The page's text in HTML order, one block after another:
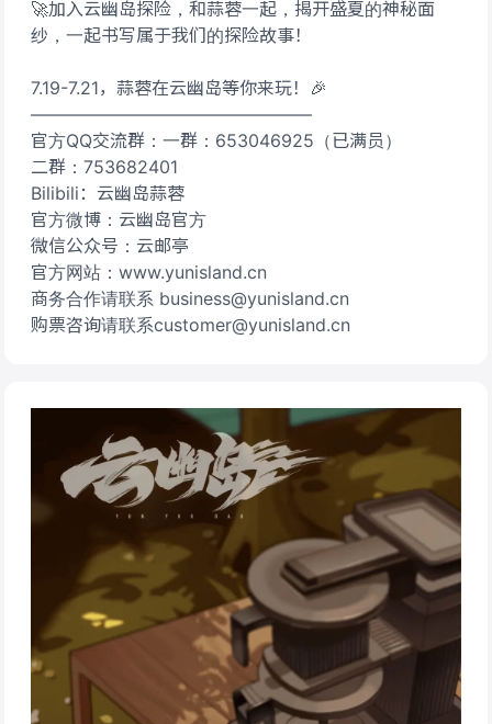
🚀加入云幽岛探险，和蒜蓉一起，揭开盛夏的神秘面
纱，一起书写属于我们的探险故事！
7.19-7.21，蒜蓉在云幽岛等你来玩！🎉
————————————————
官方QQ交流群：一群：653046925（已满员）
二群：753682401
Bilibili：云幽岛蒜蓉
官方微博：云幽岛官方
微信公众号：云邮亭
官方网站：www.yunisland.cn
商务合作请联系 business@yunisland.cn
购票咨询请联系customer@yunisland.cn